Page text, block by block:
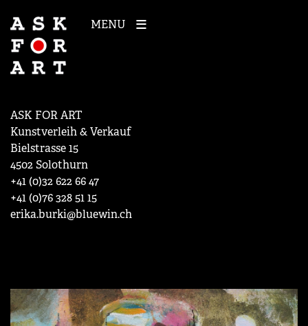
MENU
ASK FOR ART
Kunstverleih & Verkauf
Bielstrasse 15
4502 Solothurn
+41 (0)32 622 66 47
+41 (0)76 328 51 15
erika.burki@bluewin.ch